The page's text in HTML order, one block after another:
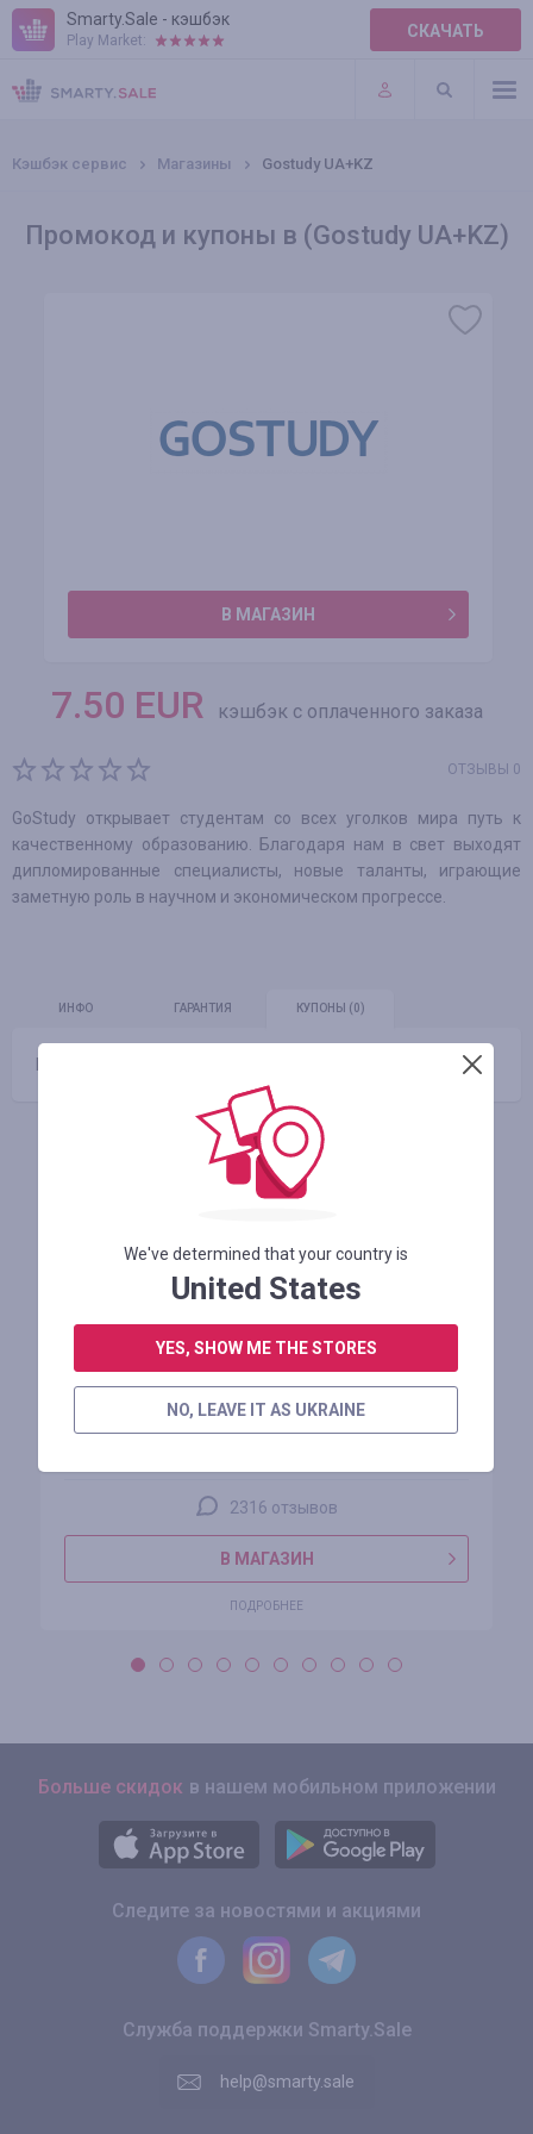
Smarty.Sale - кэшбэк
Play Market: СКАЧАТЬ
ПРАВИЛА
ПЛАГИНЫ
Кэшбэк сервис Магазины Gostudy UA+KZ
Промокод и купоны в (Gostudy UA+KZ)
В МАГАЗИН
7.50 EUR кэшбэк с оплаченного заказа
ОТЗЫВЫ 0
GoStudy открывает студентам со всех уголков мира путь к
качественному образованию. Благодаря нам в свет выходят
дипломированные специалисты, новые таланты, играющие
заметную роль в научном и экономическом прогрессе.
ИНФО ГАРАНТИЯ КУПОНЫ (0)
Похожие магазины
AliExpress
2316 отзывов
В МАГАЗИН
ПОДРОБНЕЕ
Больше скидок в нашем мобильном приложении
Следите за новостями и акциями
Служба поддержки Smarty.Sale
help@smarty.sale
We've determined that your country is
United States
YES, SHOW ME THE STORES
NO, LEAVE IT AS UKRAINE